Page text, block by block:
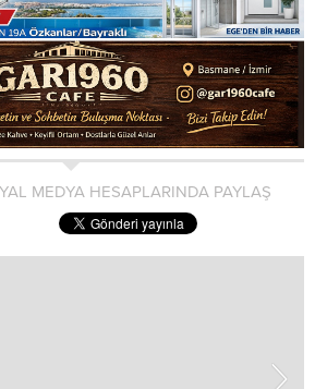
MEDYA HESAPLARINDA PAYLAŞ